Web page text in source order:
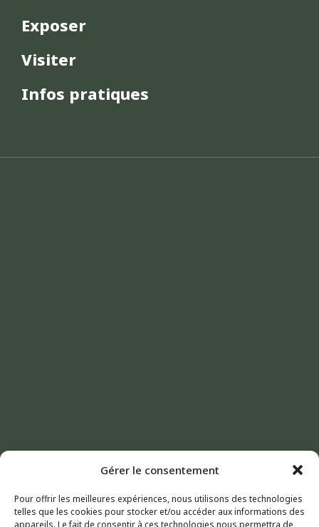
Gérer le consentement
Pour offrir les meilleures expériences, nous utilisons des technologies
telles que les cookies pour stocker et/ou accéder aux informations des
appareils. Le fait de consentir à ces technologies nous permettra de
Exposer
Visiter
Infos pratiques